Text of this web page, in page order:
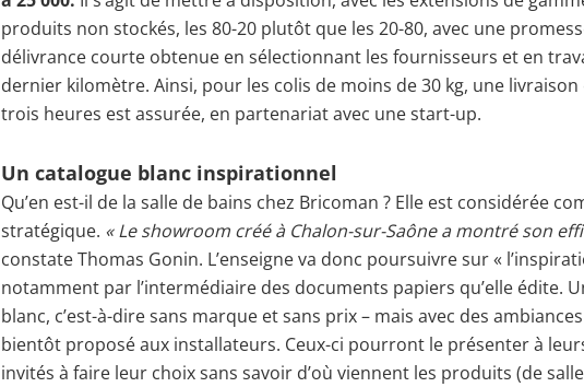
produits non stockés, les 80-20 plutôt que les 20-80, avec une
délivrance courte obtenue en sélectionnant les fournisseurs et en
dernier kilomètre. Ainsi, pour les colis de moins de 30 kg, une
trois heures est assurée, en partenariat avec une start-up.
Un catalogue blanc inspirationnel
Qu’en est-il de la salle de bains chez Bricoman ? Elle est considérée
stratégique. « Le showroom créé à Chalon-sur-Saône a montré son
constate Thomas Gonin. L’enseigne va donc poursuivre sur «
notamment par l’intermédiaire des documents papiers qu’elle édite.
blanc, c’est-à-dire sans marque et sans prix – mais avec des
bientôt proposé aux installateurs. Ceux-ci pourront le présenter à
invités à faire leur choix sans savoir d’où viennent les produits (de